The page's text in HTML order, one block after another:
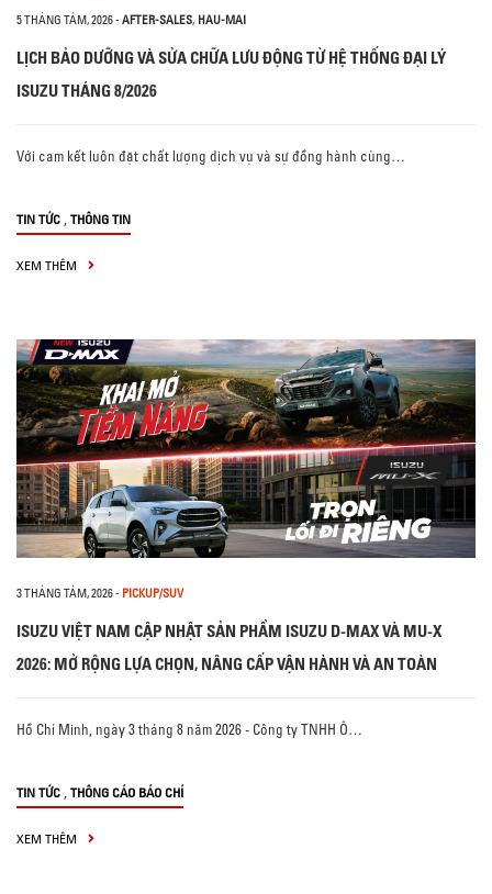
5 THÁNG TÁM, 2026- AFTER-SALES, HAU-MAI
LỊCH BẢO DƯỠNG VÀ SỬA CHỮA LƯU ĐỘNG TỪ HỆ THỐNG ĐẠI LÝ
ISUZU THÁNG 8/2026
Với cam kết luôn đặt chất lượng dịch vụ và sự đồng hành cùng…
TIN TỨC , THÔNG TIN
XEM THÊM
3 THÁNG TÁM, 2026- PICKUP/SUV
ISUZU VIỆT NAM CẬP NHẬT SẢN PHẨM ISUZU D-MAX VÀ MU-X
2026: MỞ RỘNG LỰA CHỌN, NÂNG CẤP VẬN HÀNH VÀ AN TOÀN
Hồ Chí Minh, ngày 3 tháng 8 năm 2026 - Công ty TNHH Ô…
TIN TỨC , THÔNG CÁO BÁO CHÍ
XEM THÊM